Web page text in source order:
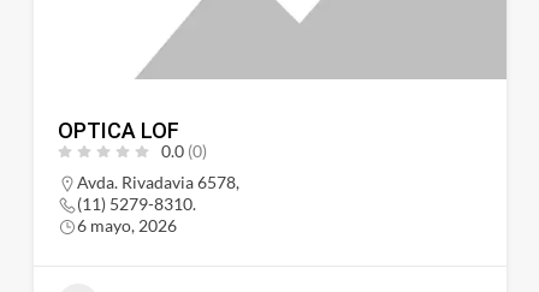
OPTICA LOF
0.0 (0)
Avda. Rivadavia 6578,
(11) 5279-8310.
6 mayo, 2026